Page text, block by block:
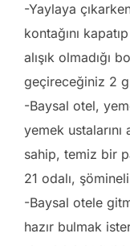
-Yaylaya
kontağını
alışık olmadığı
geçireceğiniz 2
-Baysal otel,
yemek
sahip, temiz bir
21 odalı,
-Baysal otele
hazır bulmak